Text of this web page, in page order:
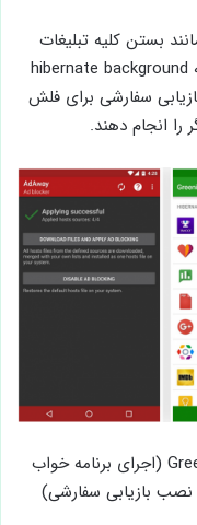
بستن کلیه تبلیغات
هنگام کار در هر برنامه، امکان اجرای برنامه hibernate background
سفارشی برای فلش
Adaway( بستن تبلیغات ) (۲) Greenify (اجرای برنامه خواب